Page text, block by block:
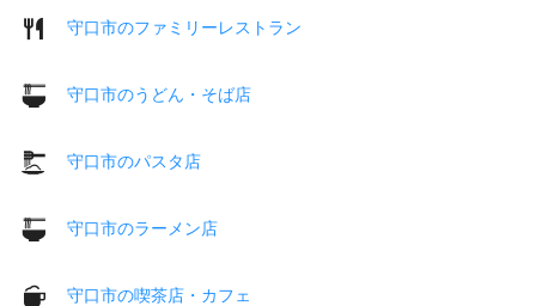
守口市のファミリーレストラン
守口市のうどん・そば店
守口市のパスタ店
守口市のラーメン店
守口市の喫茶店・カフェ